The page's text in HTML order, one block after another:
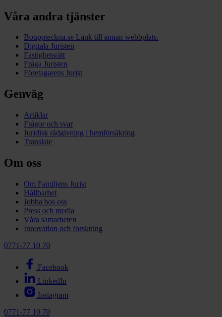
Våra andra tjänster
Bouppteckna.se Länk till annan webbplats.
Digitala Juristen
Fastighetsrätt
Fråga Juristen
Företagarens Jurist
Genväg
Artiklar
Frågor och svar
Juridisk rådgivning i hemförsäkring
Translate
Om oss
Om Familjens Jurist
Hållbarhet
Jobba hos oss
Press och media
Våra samarbeten
Innovation och forskning
0771-77 10 70
Facebook
LinkedIn
Instagram
0771-77 10 70